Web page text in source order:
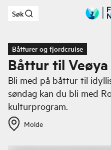
Hopp til hovedinnhold
Søk
Båtturer og fjordcruise
Båttur til Veøya
Bli med på båttur til
søndag kan du bli med
kulturprogram.
Molde